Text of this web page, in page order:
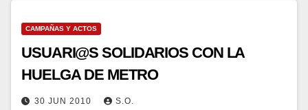
CAMPAÑAS Y ACTOS
USUARI@S SOLIDARIOS CON LA
HUELGA DE METRO
30 JUN 2010 S.O.